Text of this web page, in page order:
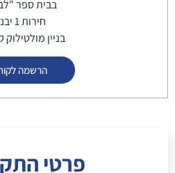
בבית ספר
חירות 1 יבנה
בניין מולטילוק
הרשמה
פרטי